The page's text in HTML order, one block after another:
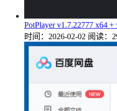
PotPlayer v1.7.22777 x64 +
时间：2026-02-02 阅读：